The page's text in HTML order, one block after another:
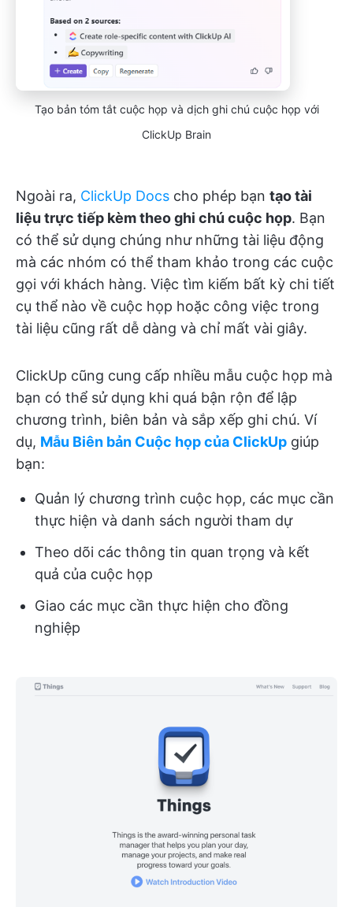
Tạo bản tóm tắt cuộc họp và dịch ghi chú cuộc họp với
ClickUp Brain
Ngoài ra, ClickUp Docs cho phép bạn tạo tài
liệu trực tiếp kèm theo ghi chú cuộc họp. Bạn
có thể sử dụng chúng như những tài liệu động
mà các nhóm có thể tham khảo trong các cuộc
gọi với khách hàng. Việc tìm kiếm bất kỳ chi tiết
cụ thể nào về cuộc họp hoặc công việc trong
tài liệu cũng rất dễ dàng và chỉ mất vài giây.
ClickUp cũng cung cấp nhiều mẫu cuộc họp mà
bạn có thể sử dụng khi quá bận rộn để lập
chương trình, biên bản và sắp xếp ghi chú. Ví
dụ, Mẫu Biên bản Cuộc họp của ClickUp giúp
bạn:
Quản lý chương trình cuộc họp, các mục cần
thực hiện và danh sách người tham dự
Theo dõi các thông tin quan trọng và kết
quả của cuộc họp
Giao các mục cần thực hiện cho đồng
nghiệp